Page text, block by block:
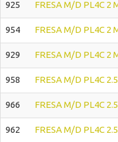
925 FRESA M/D PL4C 2
954 FRESA M/D PL4C 2
929 FRESA M/D PL4C 2
958 FRESA M/D PL4C
966 FRESA M/D PL4C
962 FRESA M/D PL4C